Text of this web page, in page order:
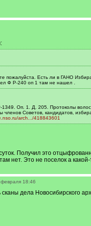
пожалуйста. Есть ли в ГАНО
Ф Р-240 оп 1 там не нашел .
Оп. 1. Д. 205. Протоколы
членов Советов, кандидатов,
arch.../418843601
Получил это
нет. Это не поселок а
18:46
сканы дела Новосибирского